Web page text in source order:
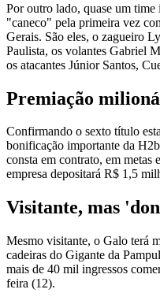
Por outro lado, quase um
"caneco" pela primeira vez
Gerais. São eles, o zagueiro
Paulista, os volantes Gabriel
os atacantes Júnior Santos,
Premiação
Confirmando o sexto título
bonificação importante da
consta em contrato, em metas
empresa depositará R$ 1,5
Visitante, mas
Mesmo visitante, o Galo terá
cadeiras do Gigante da
mais de 40 mil ingressos
feira (12).